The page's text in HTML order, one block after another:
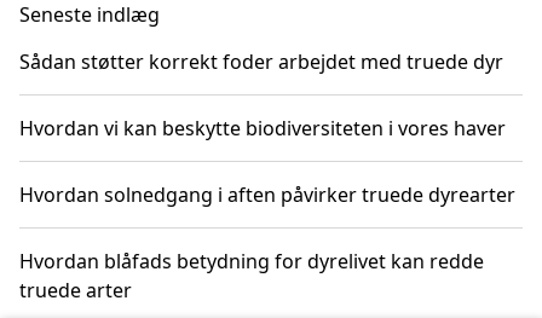
Seneste indlæg
Sådan støtter korrekt foder arbejdet med truede dyr
Hvordan vi kan beskytte biodiversiteten i vores haver
Hvordan solnedgang i aften påvirker truede dyrearter
Hvordan blåfads betydning for dyrelivet kan redde
truede arter